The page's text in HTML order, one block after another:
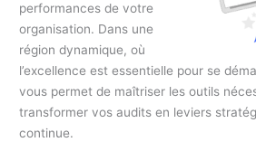
performances de votre
organisation. Dans une
région dynamique, où
l’excellence est essentielle pour se
vous permet de maîtriser les outils
transformer vos audits en leviers
continue.